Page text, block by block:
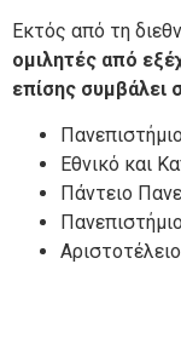
Εκτός από τη
ομιλητές από
επίσης συμβάλει
Εθνικό και
Πάντειο